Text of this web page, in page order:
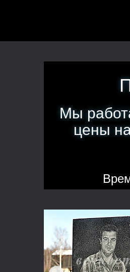
Мы
цены